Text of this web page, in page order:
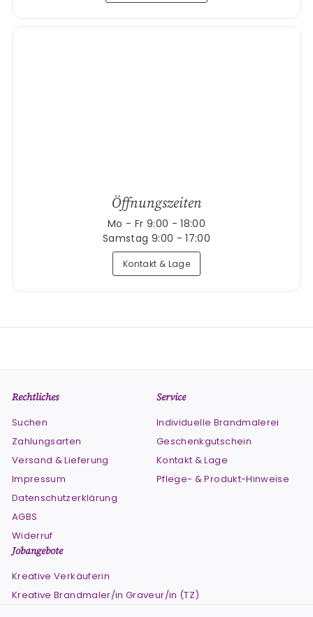
Öffnungszeiten
Mo - Fr 9:00 - 18:00
Samstag 9:00 - 17:00
Kontakt & Lage
Rechtliches
Suchen
Zahlungsarten
Versand & Lieferung
Impressum
Datenschutzerklärung
AGBS
Widerruf
Service
Individuelle Brandmalerei
Geschenkgutschein
Kontakt & Lage
Pflege- & Produkt-Hinweise
Jobangebote
Kreative Verkäuferin
Kreative Brandmaler/in Graveur/in (TZ)